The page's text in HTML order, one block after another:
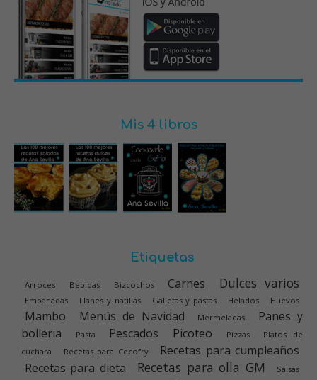
Mis 4 libros
Etiquetas
Arroces Bebidas Bizcochos Carnes Dulces varios
Empanadas Flanes y natillas Galletas y pastas Helados Huevos
Mambo Menús de Navidad Mermeladas
Panes y
bolleria
Pasta Pescados Picoteo Pizzas
Platos de
cuchara
Recetas para Cecofry
Recetas para cumpleaños
Recetas para dieta
Recetas para olla GM
Salsas